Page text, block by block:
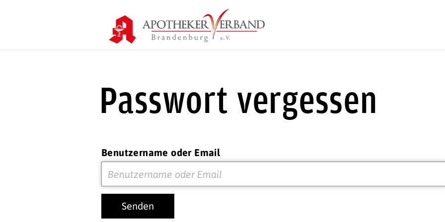
Passwort vergessen
Benutzername oder Email
Senden